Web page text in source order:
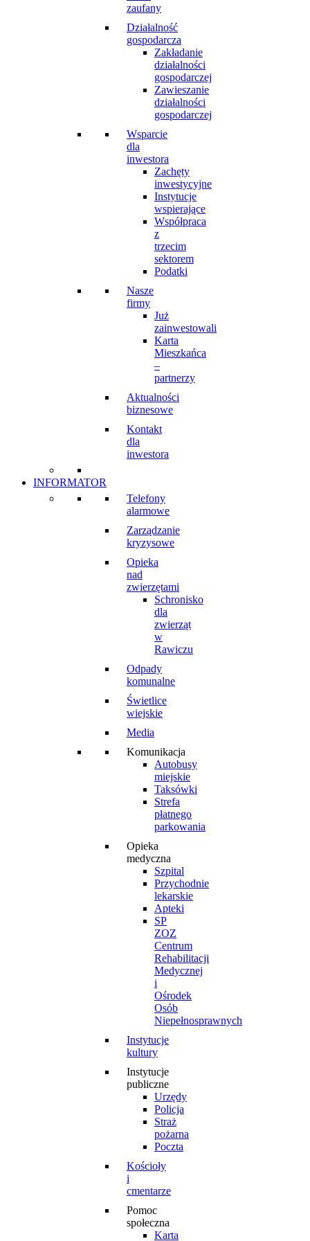
zaufany
Działalność
gospodarcza
Zakładanie
działalności
gospodarczej
Zawieszanie
działalności
gospodarczej
Wsparcie
dla
inwestora
Zachęty
inwestycyjne
Instytucje
wspierające
Współpraca
z
trzecim
sektorem
Podatki
Nasze
firmy
Już
zainwestowali
Karta
Mieszkańca
–
partnerzy
Aktualności
biznesowe
Kontakt
dla
inwestora
INFORMATOR
Telefony
alarmowe
Zarządzanie
kryzysowe
Opieka
nad
zwierzętami
Schronisko
dla
zwierząt
w
Rawiczu
Odpady
komunalne
Świetlice
wiejskie
Media
Komunikacja
Autobusy
miejskie
Taksówki
Strefa
płatnego
parkowania
Opieka
medyczna
Szpital
Przychodnie
lekarskie
Apteki
SP
ZOZ
Centrum
Rehabilitacji
Medycznej
i
Ośrodek
Osób
Niepełnosprawnych
Instytucje
kultury
Instytucje
publiczne
Urzędy
Policja
Straż
pożarna
Poczta
Kościoły
i
cmentarze
Pomoc
społeczna
Karta